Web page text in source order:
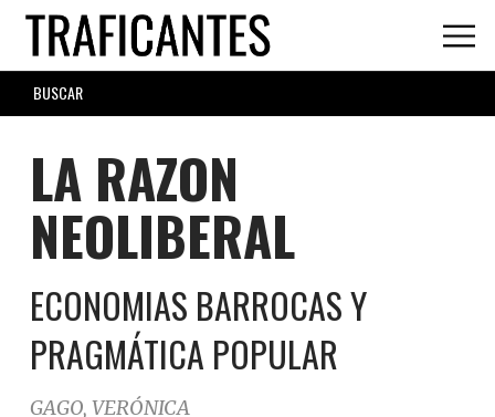
Skip
main
content
SEARCH
FORM
LA RAZON
NEOLIBERAL
ECONOMIAS BARROCAS Y
PRAGMÁTICA POPULAR
GAGO, VERÓNICA